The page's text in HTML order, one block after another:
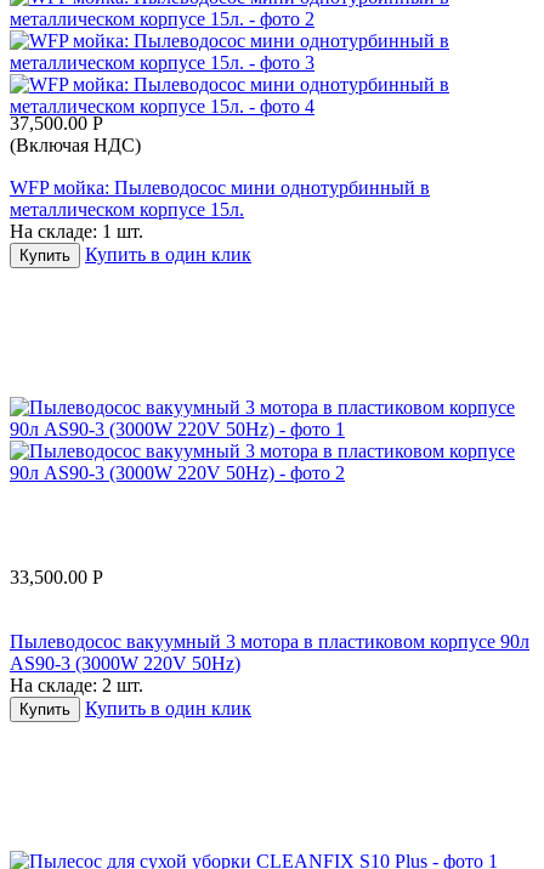
37,500.00 Р
(Включая НДС)
WFP мойка: Пылеводосос мини однотурбинный в
металлическом корпусе 15л.
На складе: 1 шт.
Купить Купить в один клик
33,500.00 Р
Пылеводосос вакуумный 3 мотора в пластиковом корпусе 90л
AS90-3 (3000W 220V 50Hz)
На складе: 2 шт.
Купить Купить в один клик